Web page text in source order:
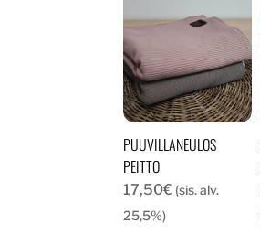
PUUVILLANEULOS
PEITTO
17,50€ (sis. alv.
25,5%)